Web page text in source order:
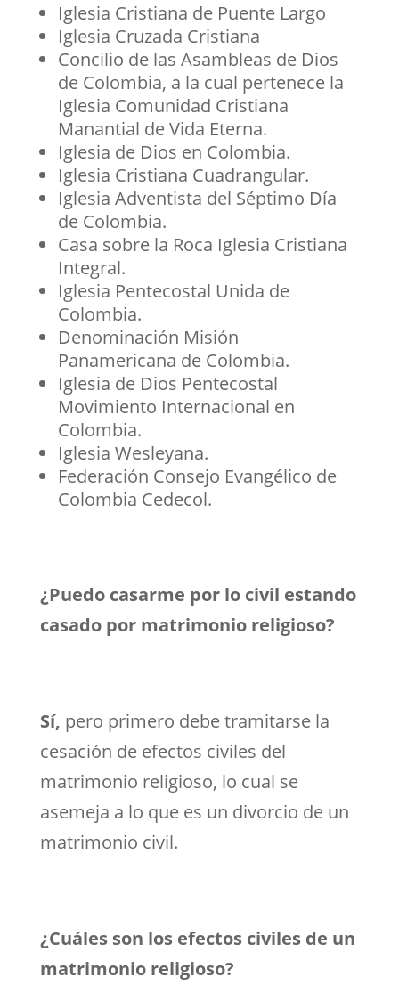
Iglesia Cristiana de Puente Largo
Iglesia Cruzada Cristiana
Concilio de las Asambleas de Dios
de Colombia, a la cual pertenece la
Iglesia Comunidad Cristiana
Manantial de Vida Eterna.
Iglesia de Dios en Colombia.
Iglesia Cristiana Cuadrangular.
Iglesia Adventista del Séptimo Día
de Colombia.
Casa sobre la Roca Iglesia Cristiana
Integral.
Iglesia Pentecostal Unida de
Colombia.
Denominación Misión
Panamericana de Colombia.
Iglesia de Dios Pentecostal
Movimiento Internacional en
Colombia.
Iglesia Wesleyana.
Federación Consejo Evangélico de
Colombia Cedecol.
¿Puedo casarme por lo civil estando
casado por matrimonio religioso?
Sí, pero primero debe tramitarse la
cesación de efectos civiles del
matrimonio religioso, lo cual se
asemeja a lo que es un divorcio de un
matrimonio civil.
¿Cuáles son los efectos civiles de un
matrimonio religioso?